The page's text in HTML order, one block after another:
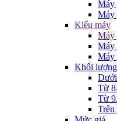
Máy
Máy
Kiểu máy
Máy
Máy
Máy
Khối
Từ
Từ
Trên